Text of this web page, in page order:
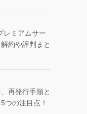
レミアムサー
約や評判まと
再発行手順と
つの注目点！